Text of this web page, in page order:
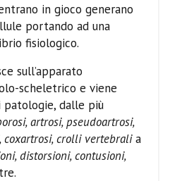
in gioco generano
portando ad una
fisiologico.
sull’apparato
scheletrico e viene
dalle più
artrosi, pseudoartrosi,
coxartrosi, crolli vertebralia
distorsioni, contusioni,